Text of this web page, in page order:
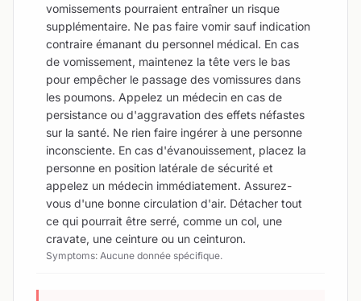
vomissements pourraient entraîner un risque
supplémentaire. Ne pas faire vomir sauf indication
contraire émanant du personnel médical. En cas
de vomissement, maintenez la tête vers le bas
pour empêcher le passage des vomissures dans
les poumons. Appelez un médecin en cas de
persistance ou d'aggravation des effets néfastes
sur la santé. Ne rien faire ingérer à une personne
inconsciente. En cas d'évanouissement, placez la
personne en position latérale de sécurité et
appelez un médecin immédiatement. Assurez-
vous d'une bonne circulation d'air. Détacher tout
ce qui pourrait être serré, comme un col, une
cravate, une ceinture ou un ceinturon.
Symptoms: Aucune donnée spécifique.